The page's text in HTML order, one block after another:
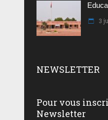
3
NEWSLETTER
Pour vous
Newsletter